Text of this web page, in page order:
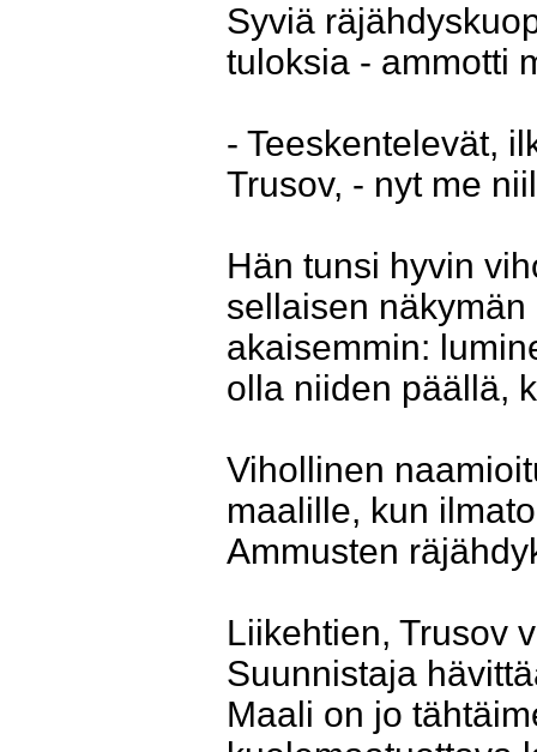
Syviä
tuloksia - ammotti
- Teeskentelevät,
Trusov, - nyt me
Hän tunsi hyvin
sellaisen
akaisemmin:
olla niiden päällä,
Vihollinen
maalille, kun
Ammusten
Liikehtien, Trusov
Suunnistaja
Maali on jo